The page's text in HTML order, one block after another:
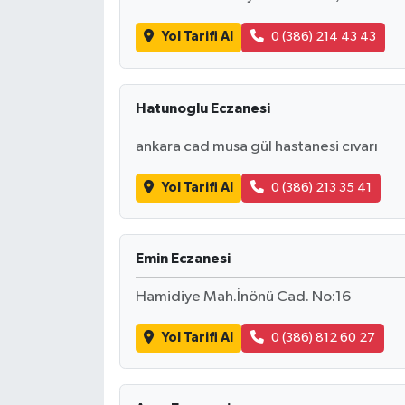
Yol Tarifi Al 0 (386) 214 43 43
Hatunoglu Eczanesi
ankara cad musa gül hastanesi cıvarı
Yol Tarifi Al 0 (386) 213 35 41
Emin Eczanesi
Hamidiye Mah.İnönü Cad. No:16
Yol Tarifi Al 0 (386) 812 60 27